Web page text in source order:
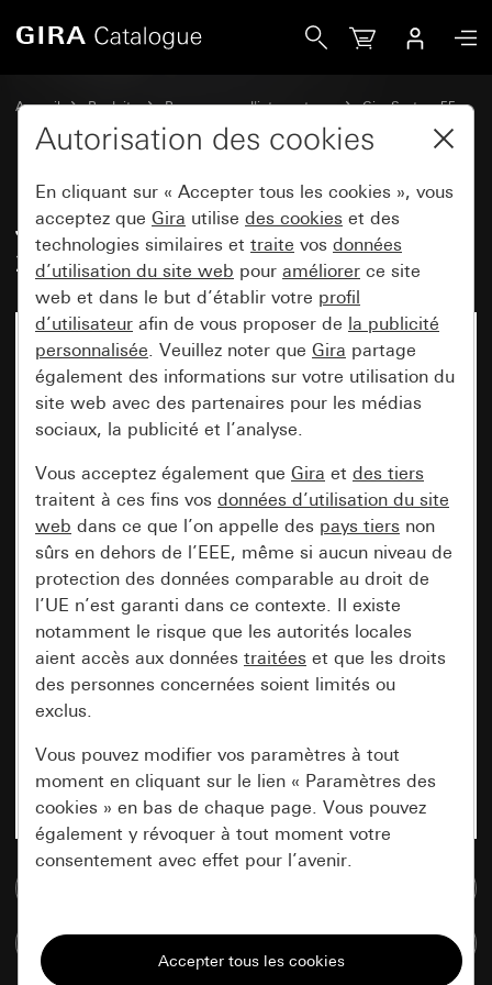
Accueil Produits Programmes d'interrupteurs
Gira System 55
Jeux de manettes pour systèmes de bus
Jeu de bascules 6x (3+3) avec
zone d'inscription System 55
Autorisation des cookies
En cliquant sur « Accepter tous les cookies », vous
acceptez que Gira utilise des cookies et des
technologies similaires et traite vos données
d’utilisation du site web pour améliorer ce site
web et dans le but d’établir votre profil
d’utilisateur afin de vous proposer de la publicité
personnalisée. Veuillez noter que Gira partage
également des informations sur votre utilisation du
site web avec des partenaires pour les médias
sociaux, la publicité et l’analyse.
Vous acceptez également que Gira et des tiers
traitent à ces fins vos données d’utilisation du site
web dans ce que l’on appelle des pays tiers non
sûrs en dehors de l’EEE, même si aucun niveau de
protection des données comparable au droit de
l’UE n’est garanti dans ce contexte. Il existe
notamment le risque que les autorités locales
aient accès aux données traitées et que les droits
des personnes concernées soient limités ou
exclus.
Vous pouvez modifier vos paramètres à tout
moment en cliquant sur le lien « Paramètres des
cookies » en bas de chaque page. Vous pouvez
également y révoquer à tout moment votre
consentement avec effet pour l’avenir.
Tous les cookies dont nous avons besoin pour